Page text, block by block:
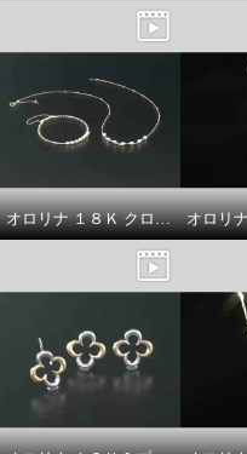
パールモール 国産ナチュラルカ
ラー アコヤパール＆ ブラックス
ピネル ロングネックレス兼 グラ
¥0
オロリナ １８Ｋ クロスランタン ネックレス／バングル